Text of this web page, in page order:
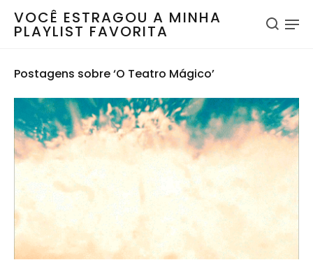
VOCÊ ESTRAGOU A MINHA
PLAYLIST FAVORITA
Postagens sobre ‘O Teatro Mágico’